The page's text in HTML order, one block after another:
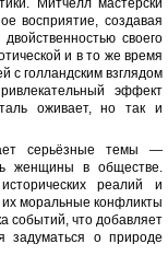
Митчелл мастерски
восприятие, создавая
своего
и в то же время
с голландским взглядом
эффект
оживает, но так и
серьёзные темы —
женщины в обществе.
реалий и
моральные конфликты
событий, что добавляет
задуматься о природе